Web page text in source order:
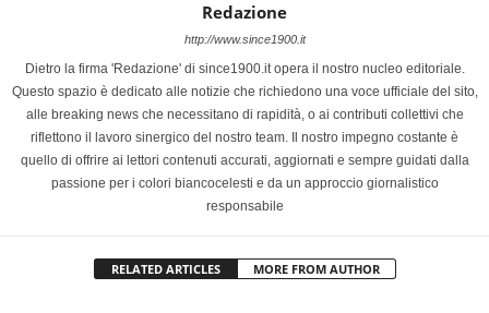
Redazione
http://www.since1900.it
Dietro la firma 'Redazione' di since1900.it opera il nostro nucleo editoriale.
Questo spazio è dedicato alle notizie che richiedono una voce ufficiale del sito,
alle breaking news che necessitano di rapidità, o ai contributi collettivi che
riflettono il lavoro sinergico del nostro team. Il nostro impegno costante è
quello di offrire ai lettori contenuti accurati, aggiornati e sempre guidati dalla
passione per i colori biancocelesti e da un approccio giornalistico
responsabile
RELATED ARTICLES MORE FROM AUTHOR